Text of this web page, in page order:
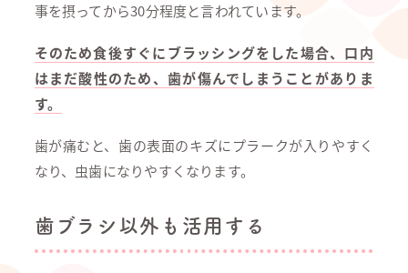
事を摂ってから30分程度と言われています。
そのため食後すぐにブラッシングをした場合、口内
はまだ酸性のため、歯が傷んでしまうことがありま
す。
歯が痛むと、歯の表面のキズにプラークが入りやすく
なり、虫歯になりやすくなります。
歯ブラシ以外も活用する